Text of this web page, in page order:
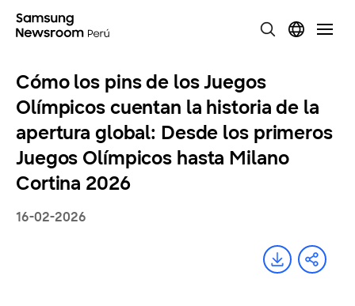
Cómo los pins de los Juegos
Olímpicos cuentan la historia de la
apertura global: Desde los primeros
Juegos Olímpicos hasta Milano
Cortina 2026
16-02-2026